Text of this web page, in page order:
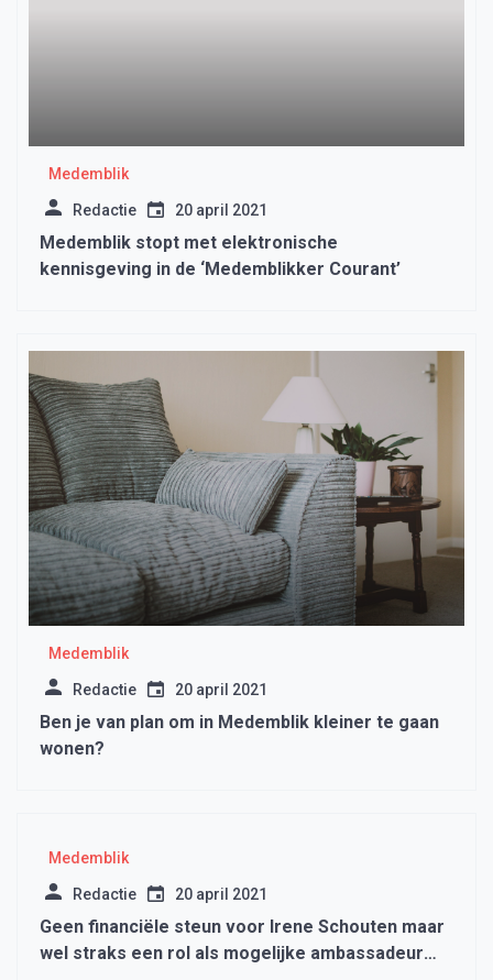
Medemblik
Redactie 20 april 2021
Medemblik stopt met elektronische
kennisgeving in de ‘Medemblikker Courant’
Medemblik
Redactie 20 april 2021
Ben je van plan om in Medemblik kleiner te gaan
wonen?
Medemblik
Redactie 20 april 2021
Geen financiële steun voor Irene Schouten maar
wel straks een rol als mogelijke ambassadeur